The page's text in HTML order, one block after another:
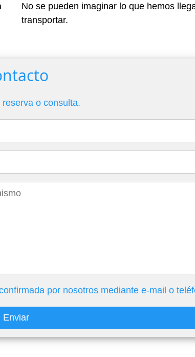
No se pueden imaginar lo que hemos
transportar.
o consulta.
por nosotros mediante e-mail o
Enviar